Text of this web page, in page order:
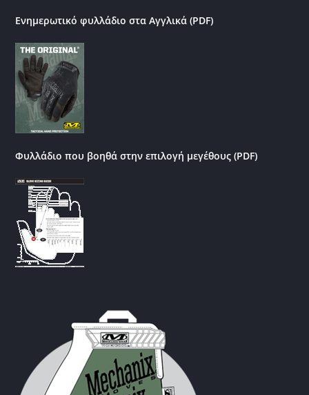
Ενημερωτικό φυλλάδιο στα Αγγλικά (PDF)
Φυλλάδιο που βοηθά στην επιλογή μεγέθους (PDF)